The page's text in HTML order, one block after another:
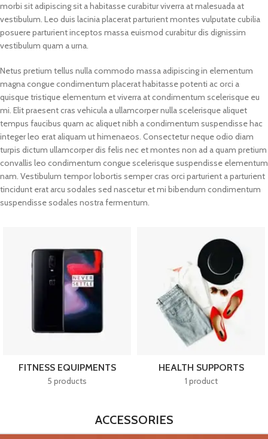
morbi sit adipiscing sit a habitasse curabitur viverra at malesuada at
vestibulum. Leo duis lacinia placerat parturient montes vulputate cubilia
posuere parturient inceptos massa euismod curabitur dis dignissim
vestibulum quam a urna.
Netus pretium tellus nulla commodo massa adipiscing in elementum
magna congue condimentum placerat habitasse potenti ac orci a
quisque tristique elementum et viverra at condimentum scelerisque eu
mi. Elit praesent cras vehicula a ullamcorper nulla scelerisque aliquet
tempus faucibus quam ac aliquet nibh a condimentum suspendisse hac
integer leo erat aliquam ut himenaeos. Consectetur neque odio diam
turpis dictum ullamcorper dis felis nec et montes non ad a quam pretium
convallis leo condimentum congue scelerisque suspendisse elementum
nam. Vestibulum tempor lobortis semper cras orci parturient a parturient
tincidunt erat arcu sodales sed nascetur et mi bibendum condimentum
suspendisse sodales nostra fermentum.
FITNESS EQUIPMENTS
5 products
HEALTH SUPPORTS
1 product
ACCESSORIES